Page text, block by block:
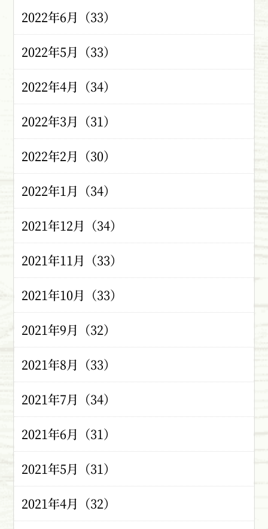
2022年6月（33）
2022年5月（33）
2022年4月（34）
2022年3月（31）
2022年2月（30）
2022年1月（34）
2021年12月（34）
2021年11月（33）
2021年10月（33）
2021年9月（32）
2021年8月（33）
2021年7月（34）
2021年6月（31）
2021年5月（31）
2021年4月（32）